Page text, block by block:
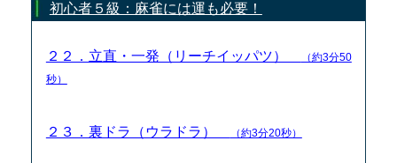
初心者５級：麻雀には運も必要！
２２．立直・一発（リーチイッパツ）
（約3分50
秒）
２３．裏ドラ（ウラドラ） （約3分20秒）